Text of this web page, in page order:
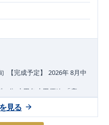
【完成予定】 ​2026年 8月中
分 小田急小田原線
「座
でバス 17
見る